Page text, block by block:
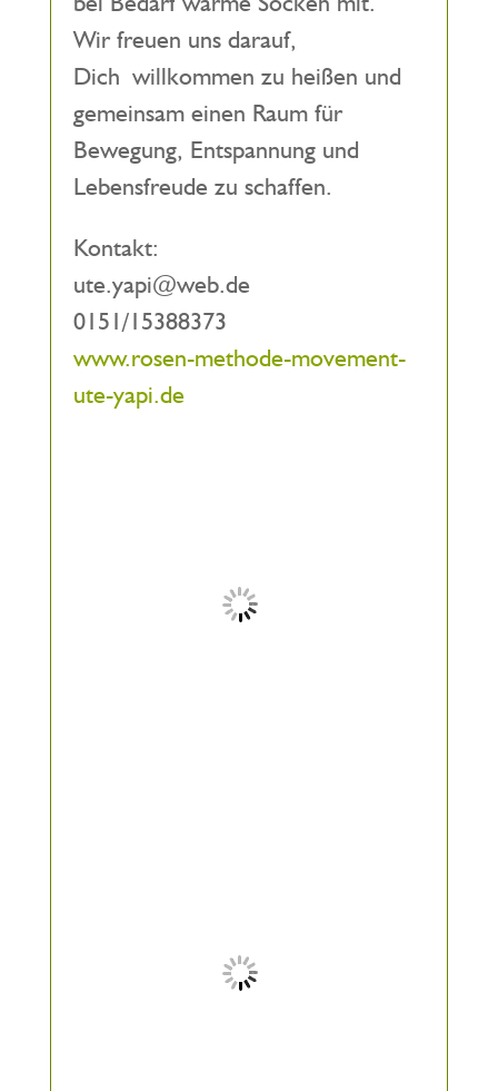
Wir freuen uns darauf,
Dich willkommen zu heißen und
gemeinsam einen Raum für
Bewegung, Entspannung und
Lebensfreude zu schaffen.
Kontakt:
ute.yapi@web.de
0151/15388373
www.rosen-methode-movement-
ute-yapi.de